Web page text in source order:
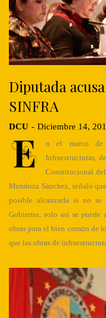
Diputada
SINFRA
DCU - Diciembre 14,
E
n el marco de
Infraestructuras,
Constitucional del
Mendoza Sánchez, señaló
posible alcanzarla si no se
Gobierno, solo así se puede
obras para el bien común de
que las obras de